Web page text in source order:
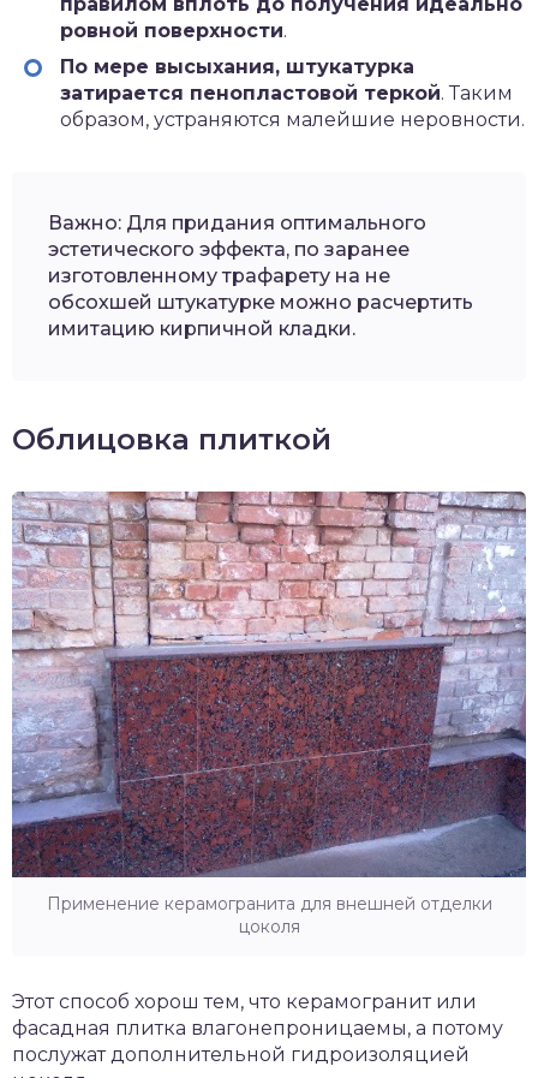
ровной поверхности.
По мере высыхания, штукатурка
затирается пенопластовой теркой. Таким
образом, устраняются малейшие неровности.
Важно: Для придания оптимального
эстетического эффекта, по заранее
изготовленному трафарету на не
обсохшей штукатурке можно расчертить
имитацию кирпичной кладки.
Облицовка плиткой
Применение керамогранита для внешней отделки
цоколя
Этот способ хорош тем, что керамогранит или
фасадная плитка влагонепроницаемы, а потому
послужат дополнительной гидроизоляцией